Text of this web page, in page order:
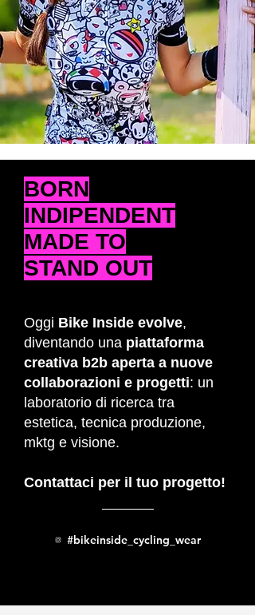
BORN
INDIPENDENT
MADE TO
STAND OUT
Oggi Bike Inside evolve,
diventando una piattaforma
creativa b2b aperta a nuove
collaborazioni e progetti: un
laboratorio di ricerca tra
estetica, tecnica produzione,
mktg e visione.
Contattaci per il tuo progetto!
#bikeinside_cycling_wear